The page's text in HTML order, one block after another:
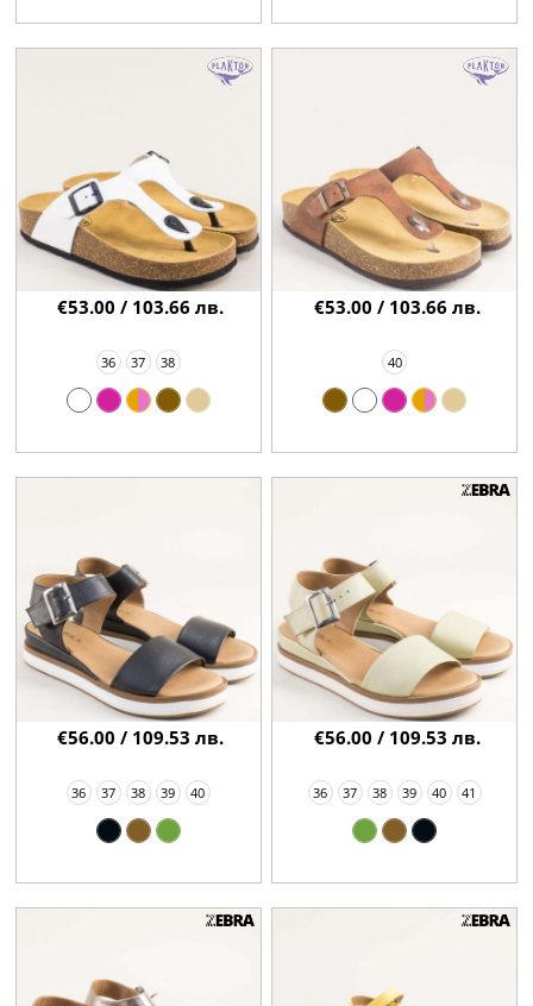
36 37 38
€53.00 / 103.66 лв.
40
€53.00 / 103.66 лв.
36 37 38 39 40
€56.00 / 109.53 лв.
36 37 38 39 40 41
€56.00 / 109.53 лв.